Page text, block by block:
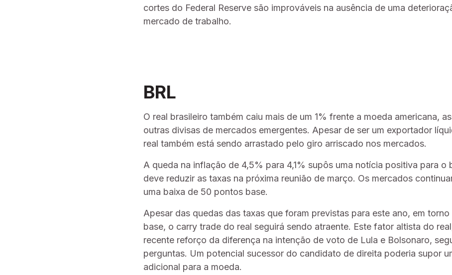
cortes do Federal Reserve são improváveis na ausência de uma
mercado de trabalho.
BRL
O real brasileiro também caiu mais de um 1% frente a moeda americana,
outras divisas de mercados emergentes. Apesar de ser um exportador
real também está sendo arrastado pelo giro arriscado nos mercados.
A queda na inflação de 4,5% para 4,1% supôs uma notícia positiva para o
deve reduzir as taxas na próxima reunião de março. Os mercados
uma baixa de 50 pontos base.
Apesar das quedas das taxas que foram previstas para este ano, em
base, o carry trade do real seguirá sendo atraente. Este fator altista do
recente reforço da diferença na intenção de voto de Lula e Bolsonaro,
perguntas. Um potencial sucessor do candidato de direita poderia supor
adicional para a moeda.